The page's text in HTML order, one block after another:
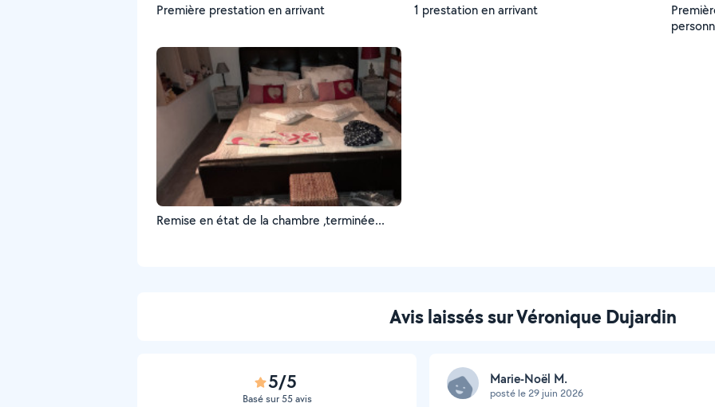
Première prestation en arrivant 1 prestation en arrivant
Remise en état de la chambre ,terminée...
Avis laissés sur Véronique Dujardin
5/5
Basé sur 55 avis
Marie-Noël M.
posté le 29 juin 2026